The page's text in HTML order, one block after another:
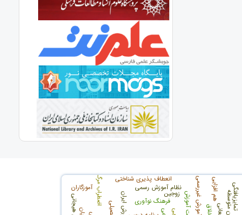
کیفیت آموزش تمایزیافتگی معانی اخلاق
نظام آموزش رسمی آمورش غیررسمی انعطاف پذیری شناختی
فرهنگ نوآوری اضطراب مرگ هم افزایی
آموزگاران
زوجين